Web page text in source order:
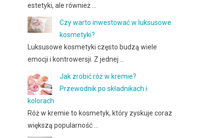
estetyki, ale również …
Czy warto inwestować w luksusowe
kosmetyki?
Luksusowe kosmetyki często budzą wiele
emocji i kontrowersji. Z jednej …
Jak zrobić róż w kremie?
Przewodnik po składnikach i
kolorach
Róż w kremie to kosmetyk, który zyskuje coraz
większą popularność …